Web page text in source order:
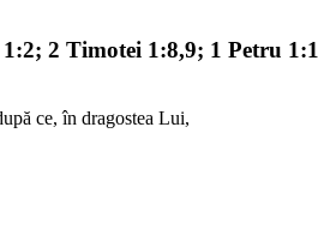
2 Timotei 1:8,9; 1 Petru
ce, în dragostea Lui,